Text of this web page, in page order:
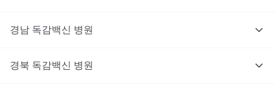
경남 독감백신 병원
경북 독감백신 병원